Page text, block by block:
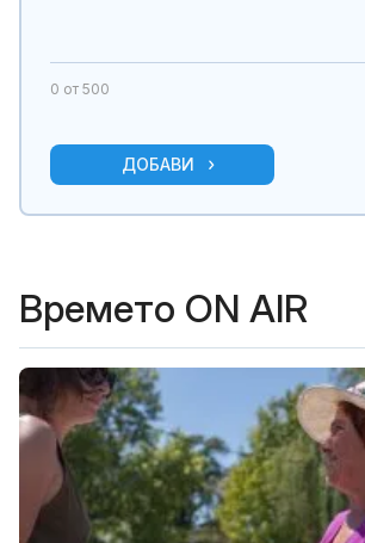
0 от 500
ДОБАВИ
Времето ON AIR